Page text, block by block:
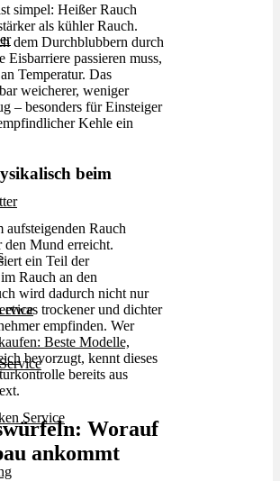
Service
simpel: Heißer Rauch
als kühler Rauch.
dem Durchblubbern durch
Eisbarriere passieren muss,
Temperatur. Das
weicherer, weniger
– besonders für Einsteiger
Kehle ein
beim
aufsteigenden Rauch
den Mund erreicht.
ein Teil der
Rauch an den
wird dadurch nicht nur
etwas trockener und dichter
empfinden. Wer
Beste Modelle,
bevorzugt, kennt dieses
bereits aus
Worauf
ankommt